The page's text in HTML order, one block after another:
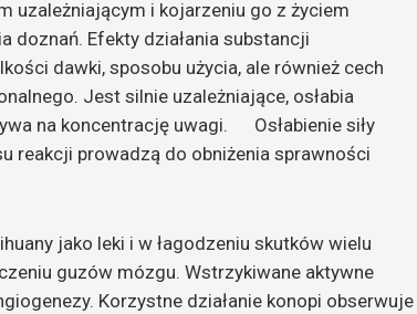
uzależniającym i kojarzeniu go z życiem
doznań. Efekty działania substancji
dawki, sposobu użycia, ale również cech
Jest silnie uzależniające, osłabia
na koncentrację uwagi. Osłabienie siły
reakcji prowadzą do obniżenia sprawności
jako leki i w łagodzeniu skutków wielu
guzów mózgu. Wstrzykiwane aktywne
Korzystne działanie konopi obserwuje